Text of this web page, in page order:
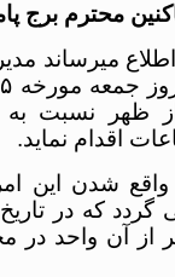
محترم برج
اطلاع میرساند
بعد از ظهر
اقدام نماید.
شدن این
که در
از آن واحد در